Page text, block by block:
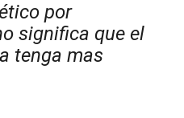
por
significa que el
tenga mas